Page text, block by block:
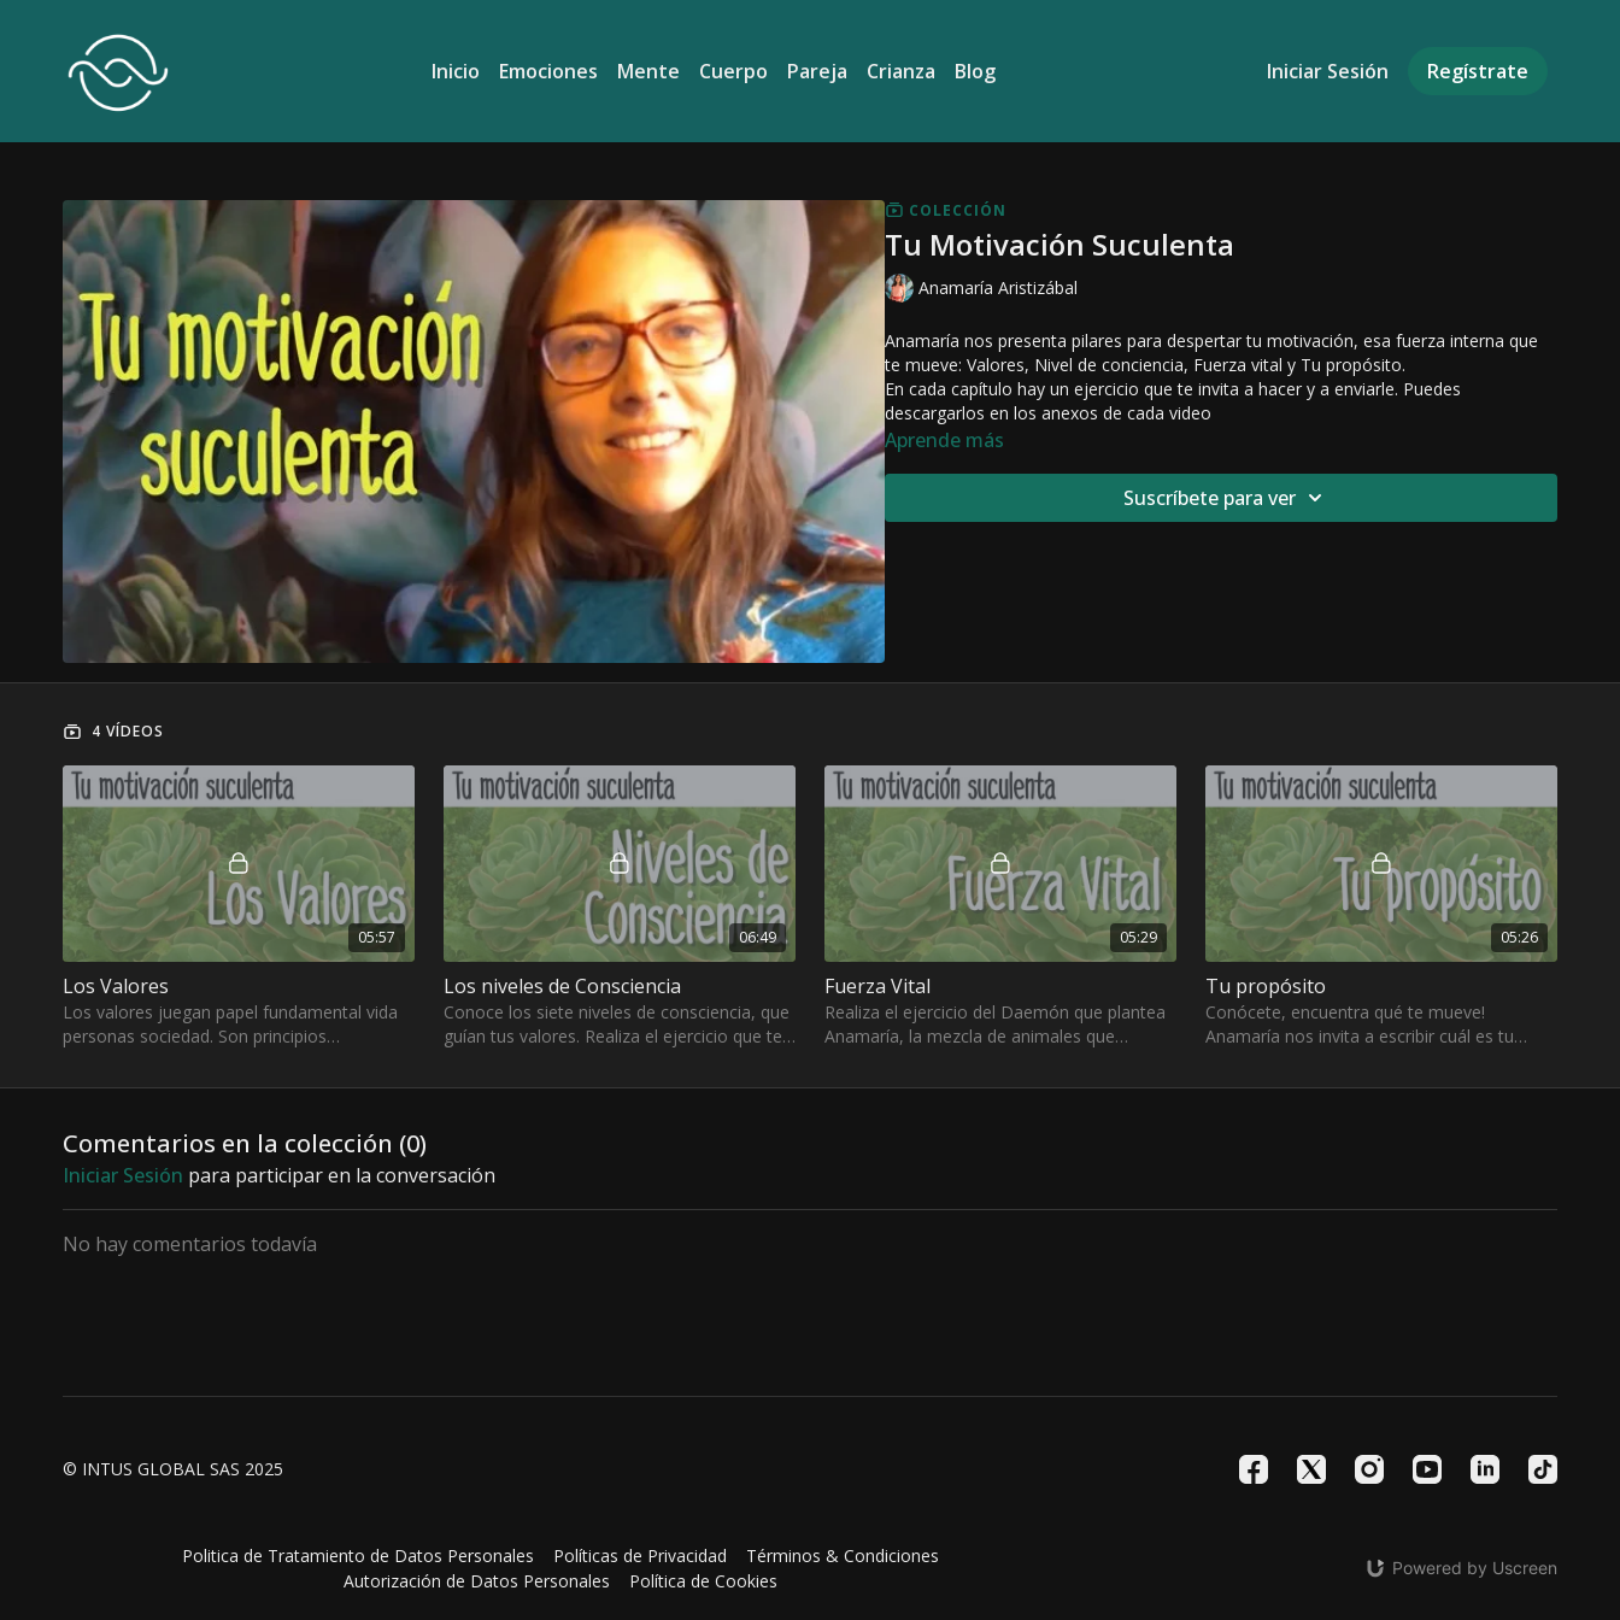
Inicio Emociones Mente Cuerpo Pareja Crianza Blog Iniciar Sesión Regístrate
COLECCIÓN
Tu Motivación Suculenta
Anamaría Aristizábal
Anamaría nos presenta pilares para despertar tu motivación, esa fuerza interna que
te mueve: Valores, Nivel de conciencia, Fuerza vital y Tu propósito.
En cada capítulo hay un ejercicio que te invita a hacer y a enviarle. Puedes
descargarlos en los anexos de cada video
Aprende más
Suscríbete para ver
4 VÍDEOS
05:57
Los Valores
Los valores juegan papel fundamental vida
personas sociedad. Son principios
decisiones
06:49
Los niveles de Consciencia
Conoce los siete niveles de consciencia, que
guían tus valores. Realiza el ejercicio que te
05:29
Fuerza Vital
Realiza el ejercicio del Daemón que plantea
Anamaría, la mezcla de animales que
05:26
Tu propósito
Conócete, encuentra qué te mueve!
Anamaría nos invita a escribir cuál es tu
Comentarios en la colección (0)
Iniciar Sesión para participar en la conversación
No hay comentarios todavía
© INTUS GLOBAL SAS 2025
Politica de Tratamiento de Datos Personales Políticas de Privacidad
Términos & Condiciones
Autorización de Datos Personales
Política de Cookies
Powered by Uscreen